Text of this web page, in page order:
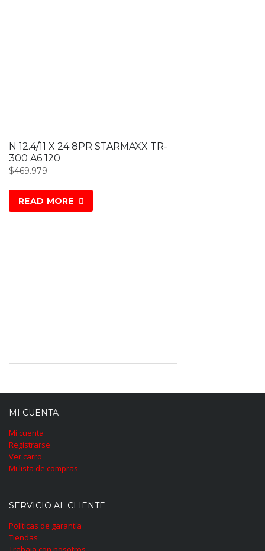
N 12.4/11 X 24 8PR STARMAXX TR-
300 A6 120
$469.979
READ MORE
MI CUENTA
Mi cuenta
Registrarse
Ver carro
Mi lista de compras
SERVICIO AL CLIENTE
Políticas de garantía
Tiendas